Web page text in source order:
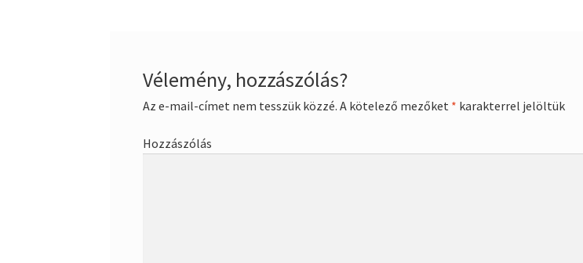
Vélemény, hozzászólás?
Az e-mail-címet nem tesszük közzé. A kötelező mezőket * karakterrel jelöltük
Hozzászólás